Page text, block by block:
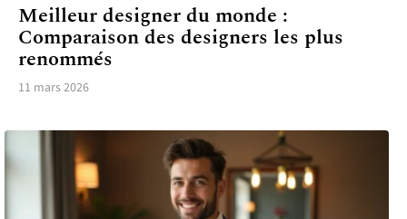
Meilleur designer du monde :
Comparaison des designers les plus
renommés
11 mars 2026